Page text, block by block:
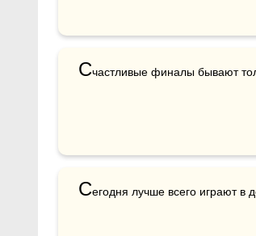
Счастливые финалы бывают
Сегодня лучше всего играют в